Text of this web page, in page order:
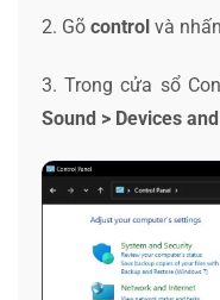
2. Gõ control và nhấn
3. Trong cửa sổ
Sound > Devices